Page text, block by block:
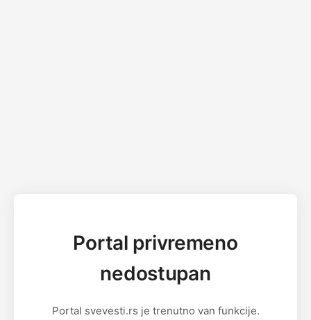
Portal privremeno
nedostupan
Portal svevesti.rs je trenutno van funkcije.